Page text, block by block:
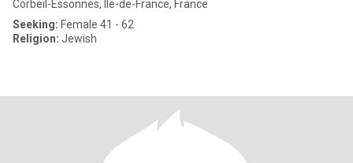
Corbeil-Essonnes, Île-de-France, France
Seeking: Female 41 - 62
Religion: Jewish